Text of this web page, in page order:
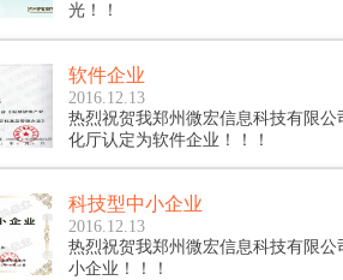
光！！
软件企业
2016.12.13
热烈祝贺我郑州微宏信息科技有限公
化厅认定为软件企业！！！
科技型中小企业
2016.12.13
热烈祝贺我郑州微宏信息科技有限公
小企业！！！